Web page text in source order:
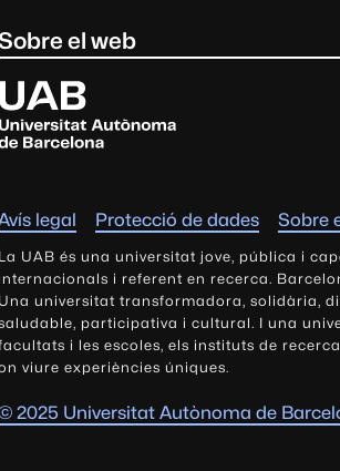
el web
U
n
i
i
a
A
u
t
legal Protecció de dades Sobre
La UAB és una universitat jove, pública i
internacionals i referent en recerca.
Una universitat transformadora, solidària,
participativa i cultural. I una
i les escoles, els instituts de
viure experiències úniques.
2025 Universitat Autònoma de